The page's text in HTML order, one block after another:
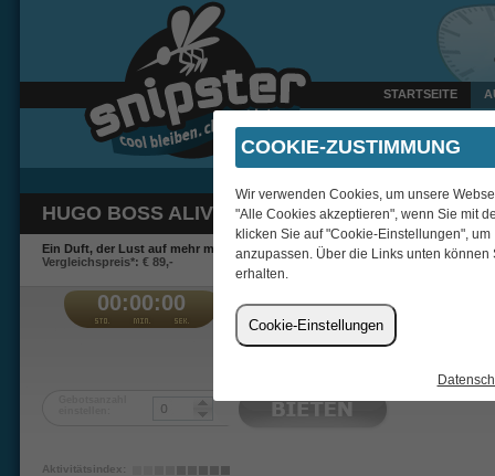
STARTSEITE
Heute um 10:42 Uhr
HUGO BOSS ALIVE INTENSE EDP 30ML
Ein Duft, der Lust auf mehr macht.
Vergleichspreis*: € 89,-
00:00:00 €
Aktivitätsindex:
COOKIE-ZUSTIMMUNG
Wir verwenden Cookies, um unsere
"Alle Cookies akzeptieren", wenn Sie mit
klicken Sie auf "Cookie-Einstellungen",
anzupassen. Über die Links unten
erhalten.
Cookie-Einstellungen